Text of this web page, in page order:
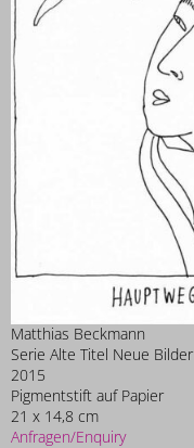
Matthias Beckmann
Serie Alte Titel Neue Bilder
2015
Pigmentstift auf Papier
21 x 14,8 cm
Anfragen/Enquiry